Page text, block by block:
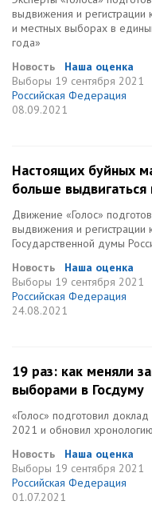
выдвижения и регистрации
и местных выборах в
года»
Новость
Наша оценка
Выборы 19 сентября 2021
Российская Федерация
08.09.2021
Настоящих буйных
больше
Движение «Голос»
выдвижения и регистрации
Государственной думы
Новость
Наша оценка
Выборы 19 сентября 2021
Российская Федерация
24.08.2021
19 раз: как меняли
выборами в Госдуму
«Голос» подготовил
2021 и обновил хронологию
Новость
Наша оценка
Выборы 19 сентября 2021
Российская Федерация
01.07.2021